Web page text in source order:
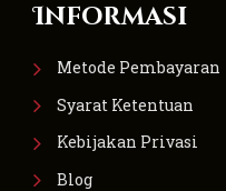
Informasi
Metode Pembayaran
Syarat Ketentuan
Kebijakan Privasi
Blog